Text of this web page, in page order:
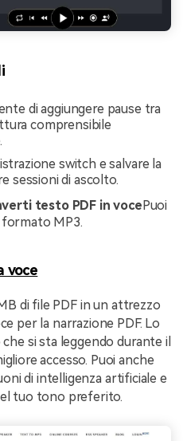
di aggiungere pause tra
comprensibile
switch e salvare la
sessioni di ascolto.
testo PDF in vocePuoi
formato MP3.
voce
di file PDF in un attrezzo
per la narrazione PDF. Lo
si sta leggendo durante il
accesso. Puoi anche
di intelligenza artificiale e
tuo tono preferito.